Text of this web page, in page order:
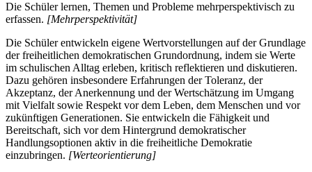
Die Schüler lernen, Themen und Probleme mehrperspektivisch zu
erfassen. [Mehrperspektivität]
Die Schüler entwickeln eigene Wertvorstellungen auf der Grundlage
der freiheitlichen demokratischen Grundordnung, indem sie Werte
im schulischen Alltag erleben, kritisch reflektieren und diskutieren.
Dazu gehören insbesondere Erfahrungen der Toleranz, der
Akzeptanz, der Anerkennung und der Wertschätzung im Umgang
mit Vielfalt sowie Respekt vor dem Leben, dem Menschen und vor
zukünftigen Generationen. Sie entwickeln die Fähigkeit und
Bereitschaft, sich vor dem Hintergrund demokratischer
Handlungsoptionen aktiv in die freiheitliche Demokratie
einzubringen. [Werteorientierung]